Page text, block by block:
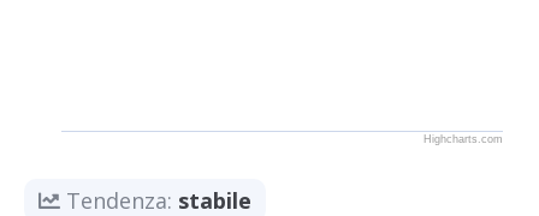
Highcharts.com
Tendenza: stabile